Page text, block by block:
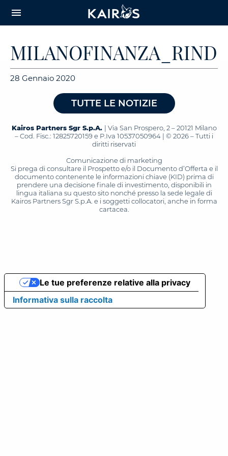
CONTENT
menu
28 Gennaio 2020
TUTTE LE NOTIZIE
Kairos Partners Sgr S.p.A. | Via San Prospero, 2 – 20121 Milano
– Cod. Fisc.: 12825720159 e P.Iva 10537050964 | © 2026 – Tutti i
diritti riservati
Comunicazione di marketing
Si prega di consultare il Prospetto e/o il Documento d’Offerta e il
documento contenente le informazioni chiave (KID) prima di
prendere una decisione finale di investimento, disponibili in
lingua italiana su questo sito nonché presso la sede legale di
Kairos Partners Sgr S.p.A. e i soggetti collocatori, anche in forma
cartacea.
Informativa sulla raccolta
Le tue preferenze relative alla privacy